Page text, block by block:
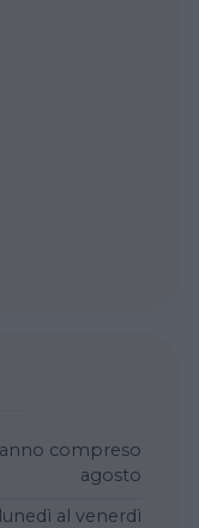
compreso
agosto
al venerdì